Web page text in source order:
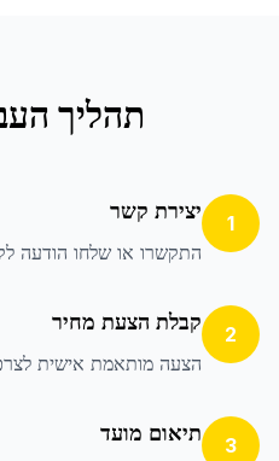
תהליך
1 יצירת קשר
התקשרו או שלחו הודעה
2 קבלת הצעת מחיר
הצעה מותאמת אישית
3 תיאום מועד